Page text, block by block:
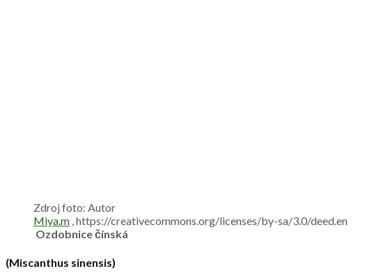
Zdroj foto: Autor
Miya.m , https://creativecommons.org/licenses/by-sa/3.0/deed.en
Ozdobnice čínská
(Miscanthus sinensis)